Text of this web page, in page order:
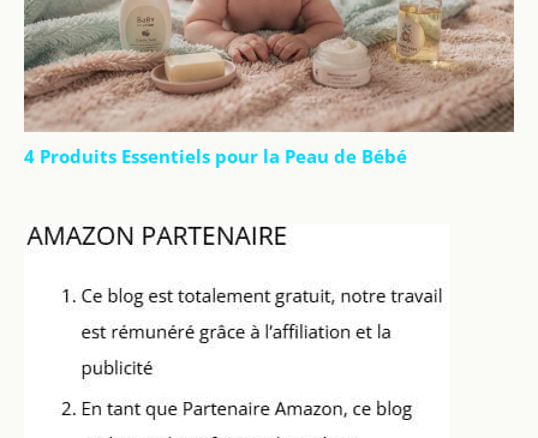
4 Produits Essentiels pour la Peau de Bébé